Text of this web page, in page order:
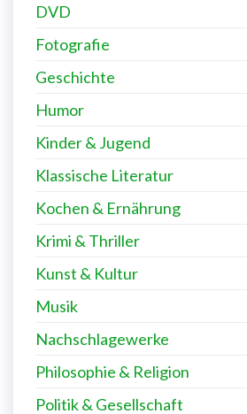
DVD
Fotografie
Geschichte
Humor
Kinder & Jugend
Klassische Literatur
Kochen & Ernährung
Krimi & Thriller
Kunst & Kultur
Musik
Nachschlagewerke
Philosophie & Religion
Politik & Gesellschaft